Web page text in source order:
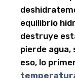
equilibrio
destruye
pierde agua,
eso, lo